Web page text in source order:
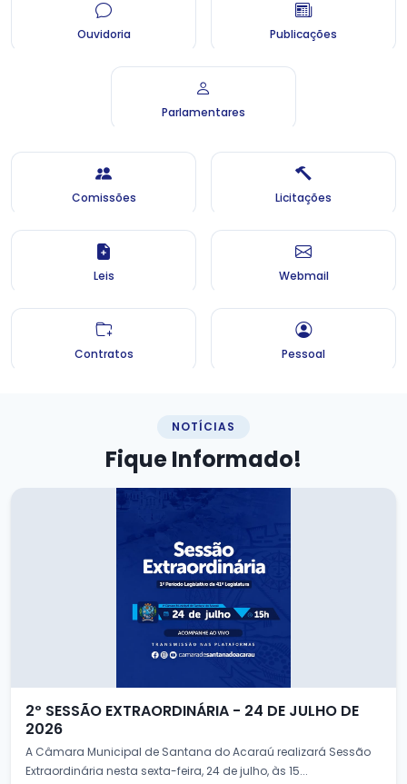
Ouvidoria Publicações
Parlamentares
Comissões Licitações
Leis Webmail
Contratos Pessoal
NOTÍCIAS
FiqueInformado!
2º SESSÃO EXTRAORDINÁRIA - 24 DE JULHO DE
2026
A Câmara Municipal de Santana do Acaraú realizará Sessão
Extraordinária nesta sexta-feira, 24 de julho, às 15...